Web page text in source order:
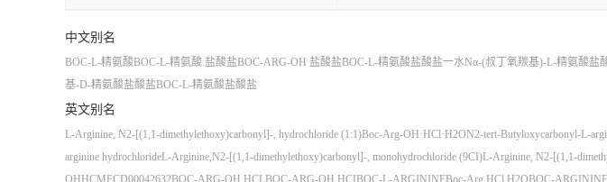
中文别名
BOC-L-精氨酸BOC-L-精氨酸.盐酸盐BOC-ARG-OH 盐酸盐BOC-L-精氨酸盐酸盐一水Nα-(叔丁氧羰基)-L-精氨酸盐
基-D-精氨酸盐酸盐BOC-L-精氨酸盐酸盐
英文别名
L-Arginine, N2-[(1,1-dimethylethoxy)carbonyl]-, hydrochloride (1:1)Boc-Arg-OH·HCl·H2ON2-tert-Butyloxycarbonyl-L-
arginine hydrochlorideL-Arginine,N2-[(1,1-dimethylethoxy)carbonyl]-, monohydrochloride (9CI)L-Arginine, N2-[(1,1-
OHHCMFCD00042632BOC-ARG-OH HCLBOC-ARG-OH.HCI BOC-L-ARGININEBoc-Arg.HCl.H2OBOC-